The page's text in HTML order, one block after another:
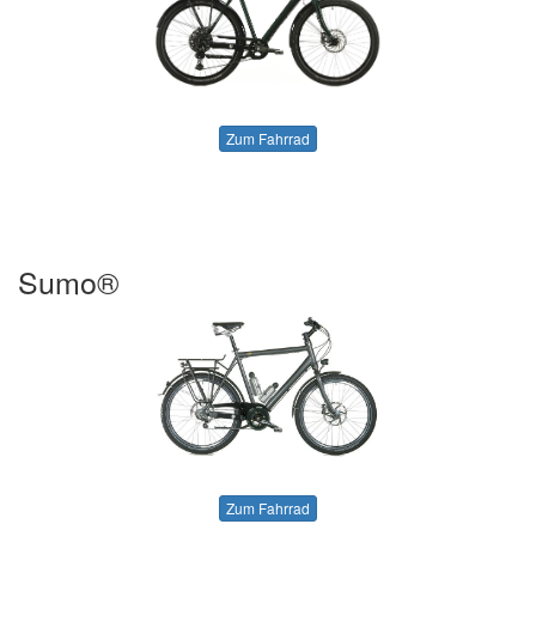
Zum Fahrrad
Sumo®
Zum Fahrrad